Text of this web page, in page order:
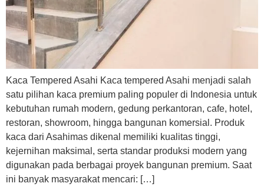
Kaca Tempered Asahi Kaca tempered Asahi menjadi salah
satu pilihan kaca premium paling populer di Indonesia untuk
kebutuhan rumah modern, gedung perkantoran, cafe, hotel,
restoran, showroom, hingga bangunan komersial. Produk
kaca dari Asahimas dikenal memiliki kualitas tinggi,
kejernihan maksimal, serta standar produksi modern yang
digunakan pada berbagai proyek bangunan premium. Saat
ini banyak masyarakat mencari: […]